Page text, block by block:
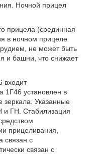
Ночной прицел
прицела (срединная
в ночном прицеле
не может быть
и башни, что снижает
входит
1Г46 установлен в
зеркала. Указанные
и ГН. Стабилизация
прицеливания,
связан с
связан с